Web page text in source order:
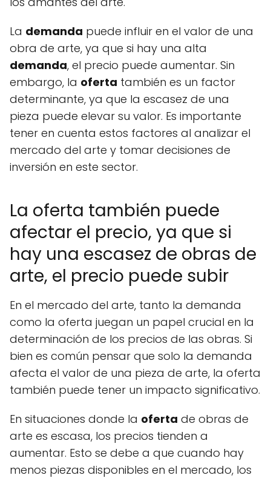
La demanda puede influir en el valor de una
obra de arte, ya que si hay una alta
demanda, el precio puede aumentar. Sin
embargo, la oferta también es un factor
determinante, ya que la escasez de una
pieza puede elevar su valor. Es importante
tener en cuenta estos factores al analizar el
mercado del arte y tomar decisiones de
inversión en este sector.
La oferta también puede
afectar el precio, ya que si
hay una escasez de obras de
arte, el precio puede subir
En el mercado del arte, tanto la demanda
como la oferta juegan un papel crucial en la
determinación de los precios de las obras. Si
bien es común pensar que solo la demanda
afecta el valor de una pieza de arte, la oferta
también puede tener un impacto significativo.
En situaciones donde la oferta de obras de
arte es escasa, los precios tienden a
aumentar. Esto se debe a que cuando hay
menos piezas disponibles en el mercado, los